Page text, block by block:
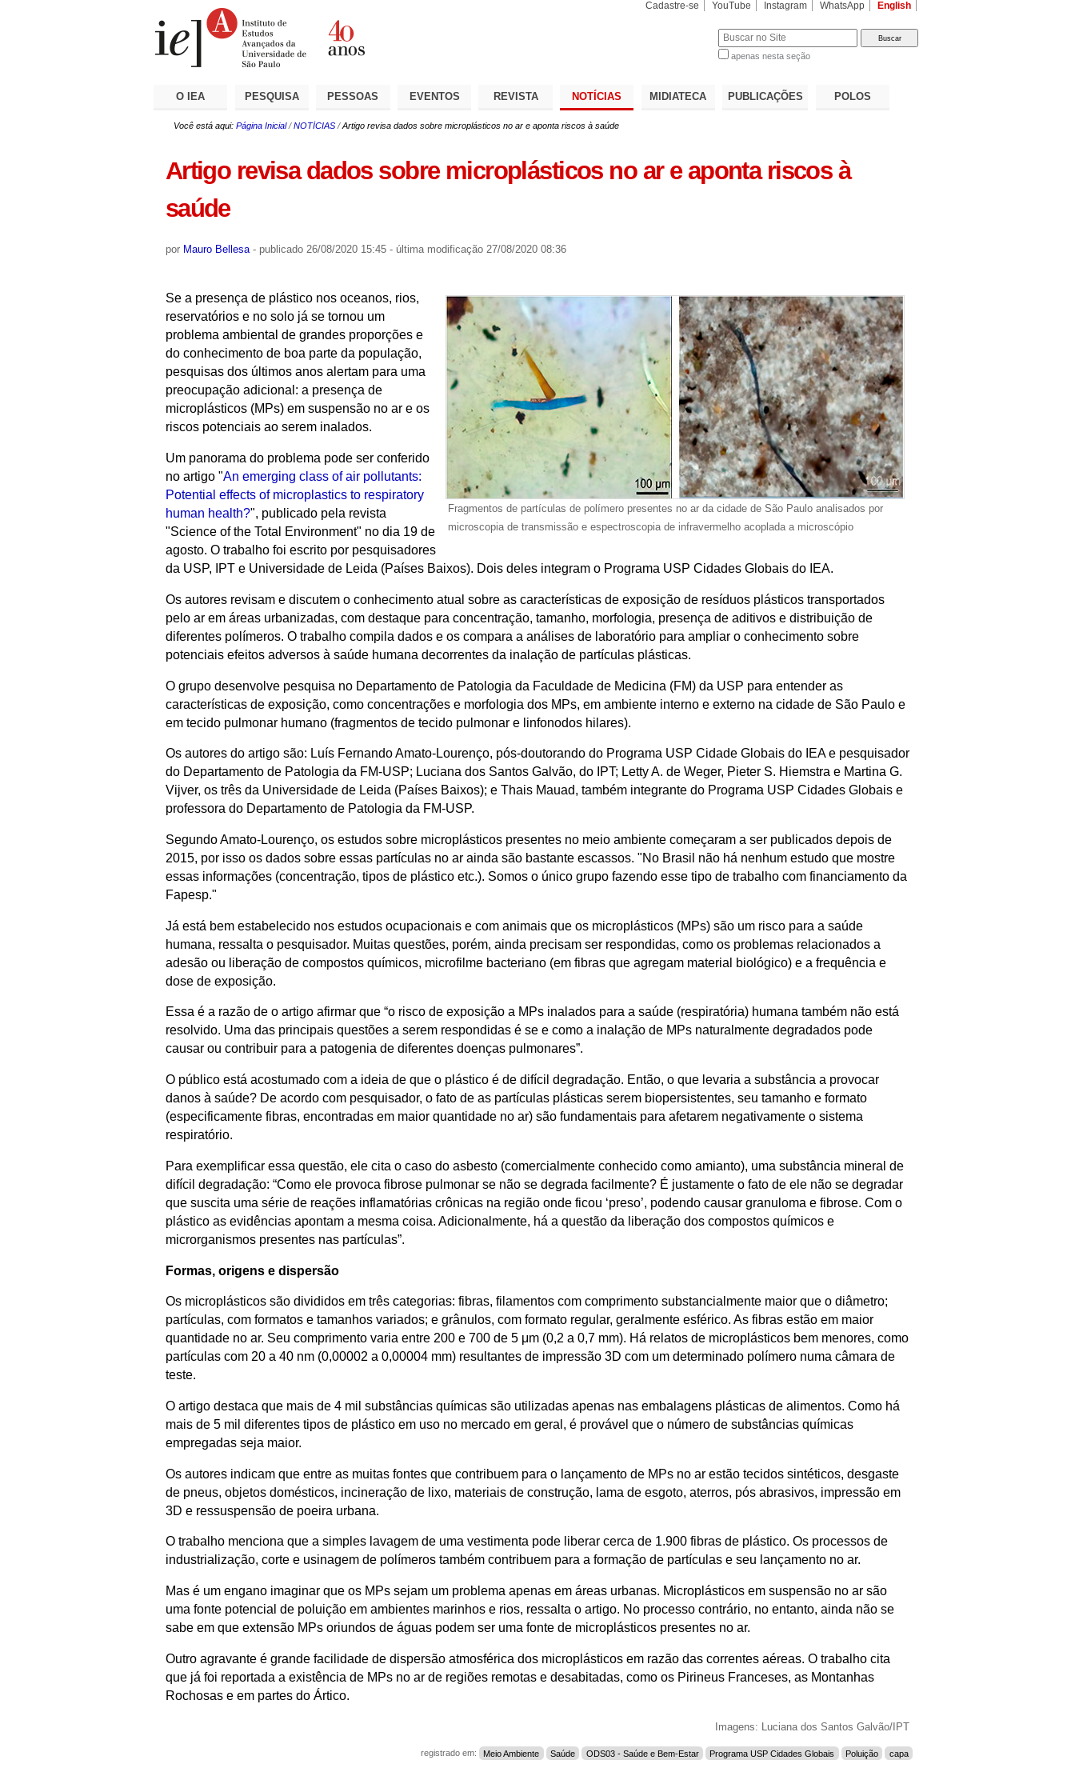
Cadastre-se YouTube Instagram WhatsApp English
apenas nesta seção
O IEA PESQUISA PESSOAS EVENTOS REVISTA NOTÍCIAS MIDIATECA PUBLICAÇÕES POLOS
Você está aqui: Página Inicial /NOTÍCIAS /Artigo revisa dados sobre microplásticos no ar e aponta riscos à saúde
Artigo revisa dados sobre microplásticos no ar e aponta riscos à
saúde
por Mauro Bellesa - publicado26/08/2020 15:45 - última modificação27/08/2020 08:36
Fragmentos de partículas de polímero presentes no ar da cidade de São Paulo analisados por
microscopia de transmissão e espectroscopia de infravermelho acoplada a microscópio
Se a presença de plástico nos oceanos, rios,
reservatórios e no solo já se tornou um
problema ambiental de grandes proporções e
do conhecimento de boa parte da população,
pesquisas dos últimos anos alertam para uma
preocupação adicional: a presença de
microplásticos (MPs) em suspensão no ar e os
riscos potenciais ao serem inalados.
Um panorama do problema pode ser conferido
no artigo "An emerging class of air pollutants:
Potential effects of microplastics to respiratory
human health?", publicado pela revista
"Science of the Total Environment" no dia 19 de
agosto. O trabalho foi escrito por pesquisadores
da USP, IPT e Universidade de Leida (Países Baixos). Dois deles integram o Programa USP Cidades Globais do IEA.
Os autores revisam e discutem o conhecimento atual sobre as características de exposição de resíduos plásticos transportados
pelo ar em áreas urbanizadas, com destaque para concentração, tamanho, morfologia, presença de aditivos e distribuição de
diferentes polímeros. O trabalho compila dados e os compara a análises de laboratório para ampliar o conhecimento sobre
potenciais efeitos adversos à saúde humana decorrentes da inalação de partículas plásticas.
O grupo desenvolve pesquisa no Departamento de Patologia da Faculdade de Medicina (FM) da USP para entender as
características de exposição, como concentrações e morfologia dos MPs, em ambiente interno e externo na cidade de São Paulo e
em tecido pulmonar humano (fragmentos de tecido pulmonar e linfonodos hilares).
Os autores do artigo são: Luís Fernando Amato-Lourenço, pós-doutorando do Programa USP Cidade Globais do IEA e pesquisador
do Departamento de Patologia da FM-USP; Luciana dos Santos Galvão, do IPT; Letty A. de Weger, Pieter S. Hiemstra e Martina G.
Vijver, os três da Universidade de Leida (Países Baixos); e Thais Mauad, também integrante do Programa USP Cidades Globais e
professora do Departamento de Patologia da FM-USP.
Segundo Amato-Lourenço, os estudos sobre microplásticos presentes no meio ambiente começaram a ser publicados depois de
2015, por isso os dados sobre essas partículas no ar ainda são bastante escassos. "No Brasil não há nenhum estudo que mostre
essas informações (concentração, tipos de plástico etc.). Somos o único grupo fazendo esse tipo de trabalho com financiamento da
Fapesp."
Já está bem estabelecido nos estudos ocupacionais e com animais que os microplásticos (MPs) são um risco para a saúde
humana, ressalta o pesquisador. Muitas questões, porém, ainda precisam ser respondidas, como os problemas relacionados a
adesão ou liberação de compostos químicos, microfilme bacteriano (em fibras que agregam material biológico) e a frequência e
dose de exposição.
Essa é a razão de o artigo afirmar que “o risco de exposição a MPs inalados para a saúde (respiratória) humana também não está
resolvido. Uma das principais questões a serem respondidas é se e como a inalação de MPs naturalmente degradados pode
causar ou contribuir para a patogenia de diferentes doenças pulmonares”.
O público está acostumado com a ideia de que o plástico é de difícil degradação. Então, o que levaria a substância a provocar
danos à saúde? De acordo com pesquisador, o fato de as partículas plásticas serem biopersistentes, seu tamanho e formato
(especificamente fibras, encontradas em maior quantidade no ar) são fundamentais para afetarem negativamente o sistema
respiratório.
Para exemplificar essa questão, ele cita o caso do asbesto (comercialmente conhecido como amianto), uma substância mineral de
difícil degradação: “Como ele provoca fibrose pulmonar se não se degrada facilmente? É justamente o fato de ele não se degradar
que suscita uma série de reações inflamatórias crônicas na região onde ficou ‘preso’, podendo causar granuloma e fibrose. Com o
plástico as evidências apontam a mesma coisa. Adicionalmente, há a questão da liberação dos compostos químicos e
microrganismos presentes nas partículas”.
Formas, origens e dispersão
Os microplásticos são divididos em três categorias: fibras, filamentos com comprimento substancialmente maior que o diâmetro;
partículas, com formatos e tamanhos variados; e grânulos, com formato regular, geralmente esférico. As fibras estão em maior
quantidade no ar. Seu comprimento varia entre 200 e 700 de 5 μm (0,2 a 0,7 mm). Há relatos de microplásticos bem menores, como
partículas com 20 a 40 nm (0,00002 a 0,00004 mm) resultantes de impressão 3D com um determinado polímero numa câmara de
teste.
O artigo destaca que mais de 4 mil substâncias químicas são utilizadas apenas nas embalagens plásticas de alimentos. Como há
mais de 5 mil diferentes tipos de plástico em uso no mercado em geral, é provável que o número de substâncias químicas
empregadas seja maior.
Os autores indicam que entre as muitas fontes que contribuem para o lançamento de MPs no ar estão tecidos sintéticos, desgaste
de pneus, objetos domésticos, incineração de lixo, materiais de construção, lama de esgoto, aterros, pós abrasivos, impressão em
3D e ressuspensão de poeira urbana.
O trabalho menciona que a simples lavagem de uma vestimenta pode liberar cerca de 1.900 fibras de plástico. Os processos de
industrialização, corte e usinagem de polímeros também contribuem para a formação de partículas e seu lançamento no ar.
Mas é um engano imaginar que os MPs sejam um problema apenas em áreas urbanas. Microplásticos em suspensão no ar são
uma fonte potencial de poluição em ambientes marinhos e rios, ressalta o artigo. No processo contrário, no entanto, ainda não se
sabe em que extensão MPs oriundos de águas podem ser uma fonte de microplásticos presentes no ar.
Outro agravante é grande facilidade de dispersão atmosférica dos microplásticos em razão das correntes aéreas. O trabalho cita
que já foi reportada a existência de MPs no ar de regiões remotas e desabitadas, como os Pirineus Franceses, as Montanhas
Rochosas e em partes do Ártico.
Imagens: Luciana dos Santos Galvão/IPT
registrado em: Meio Ambiente Saúde ODS03 - Saúde e Bem-Estar Programa USP Cidades Globais Poluição capa